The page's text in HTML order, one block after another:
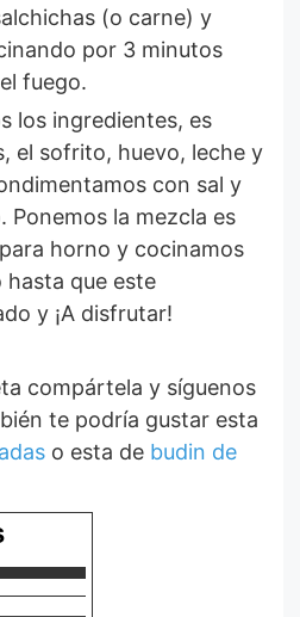
(o carne) y
por 3 minutos
fuego.
el sofrito, huevo, leche y
con sal y
Ponemos la mezcla es
horno y cocinamos
hasta que este
y ¡A disfrutar!
te podría gustar esta
o esta de budin de